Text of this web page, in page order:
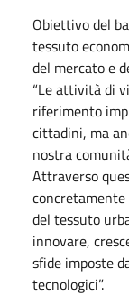
Obiettivo del
tessuto
del mercato e
“Le attività di
riferimento
cittadini, ma
nostra
Attraverso
del tessuto
innovare,
sfide imposte
tecnologici”.